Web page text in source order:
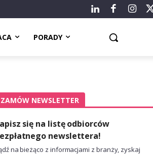
PORADY
ZAMÓW NEWSLETTER
się na listę odbiorców
newslettera!
na bieżąco z informacjami z branży, zyskaj